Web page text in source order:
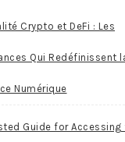
Crypto et DeFi : Les
Qui Redéfinissent
Numérique
Guide for Accessing